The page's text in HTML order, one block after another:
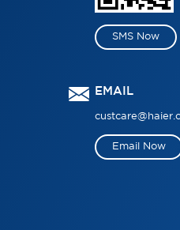
SMS Now
EMAIL
Email Now